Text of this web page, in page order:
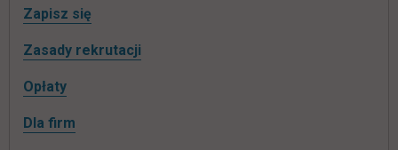
Zapisz się
Zasady rekrutacji
Opłaty
Dla firm